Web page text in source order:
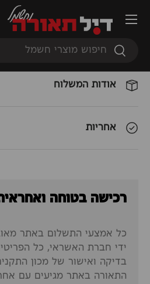
חיפוש
חיפוש
תפריט
אודות המשלוח
אחריות
רכישה בטוחה
כל אמצעי התשלום באתר
ידי חברת האשראי, כל
בדיקה ואישור של מכון
התאורה באתר מגיעים עם